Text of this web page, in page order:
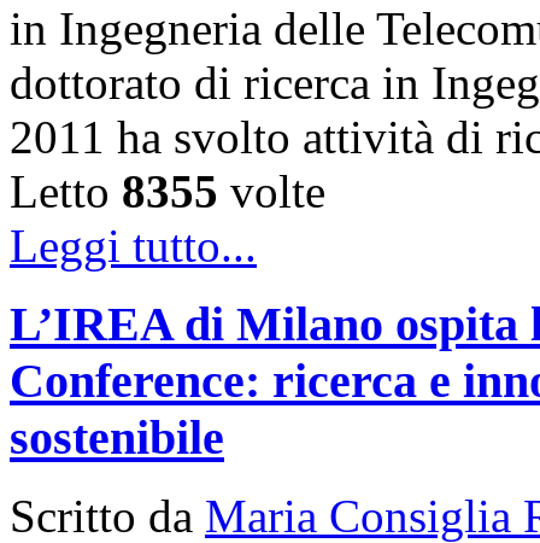
in Ingegneria delle
dottorato di ricerca in
2011 ha svolto attività di
Letto 8355 volte
Leggi tutto...
L’IREA di Milano
Conference: ricerca e
sostenibile
Scritto da Maria Consiglia